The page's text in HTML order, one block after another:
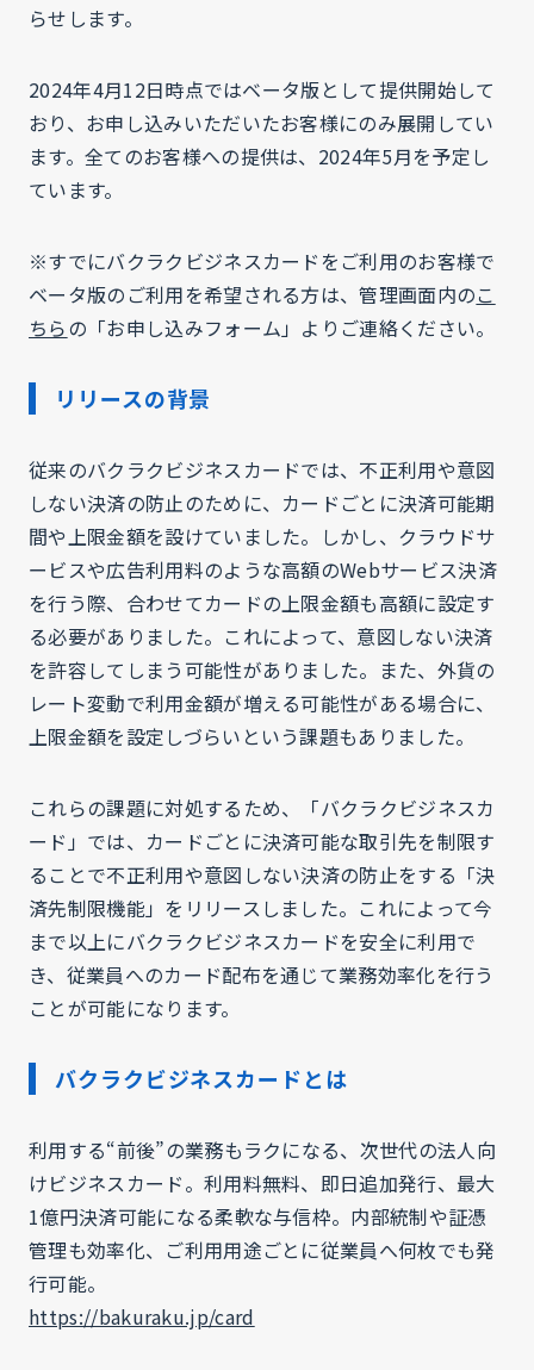
らせします。
2024年4月12日時点ではベータ版として提供開始して
おり、お申し込みいただいたお客様にのみ展開してい
ます。全てのお客様への提供は、2024年5月を予定し
ています。
※すでにバクラクビジネスカードをご利用のお客様で
ベータ版のご利用を希望される方は、管理画面内のこ
ちらの「お申し込みフォーム」よりご連絡ください。
リリースの背景
従来のバクラクビジネスカードでは、不正利用や意図
しない決済の防止のために、カードごとに決済可能期
間や上限金額を設けていました。しかし、クラウドサ
ービスや広告利用料のような高額のWebサービス決済
を行う際、合わせてカードの上限金額も高額に設定す
る必要がありました。これによって、意図しない決済
を許容してしまう可能性がありました。また、外貨の
レート変動で利用金額が増える可能性がある場合に、
上限金額を設定しづらいという課題もありました。
これらの課題に対処するため、「バクラクビジネスカ
ード」では、カードごとに決済可能な取引先を制限す
ることで不正利用や意図しない決済の防止をする「決
済先制限機能」をリリースしました。これによって今
まで以上にバクラクビジネスカードを安全に利用で
き、従業員へのカード配布を通じて業務効率化を行う
ことが可能になります。
バクラクビジネスカードとは
利用する“前後”の業務もラクになる、次世代の法人向
けビジネスカード。利用料無料、即日追加発行、最大
1億円決済可能になる柔軟な与信枠。内部統制や証憑
管理も効率化、ご利用用途ごとに従業員へ何枚でも発
行可能。
https://bakuraku.jp/card